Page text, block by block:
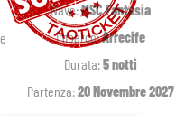
Nave:MSC Fantasia
Imbarco:Arrecife
Durata:5 notti
Partenza:20 Novembre 2027